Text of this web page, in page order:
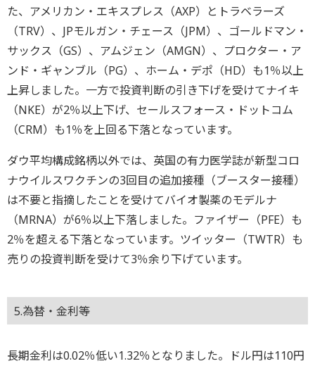
た、アメリカン・エキスプレス（AXP）とトラベラーズ
（TRV）、JPモルガン・チェース（JPM）、ゴールドマン・
サックス（GS）、アムジェン（AMGN）、プロクター・ア
ンド・ギャンブル（PG）、ホーム・デポ（HD）も1％以上
上昇しました。一方で投資判断の引き下げを受けてナイキ
（NKE）が2％以上下げ、セールスフォース・ドットコム
（CRM）も1％を上回る下落となっています。
ダウ平均構成銘柄以外では、英国の有力医学誌が新型コロ
ナウイルスワクチンの3回目の追加接種（ブースター接種）
は不要と指摘したことを受けてバイオ製薬のモデルナ
（MRNA）が6％以上下落しました。ファイザー（PFE）も
2％を超える下落となっています。ツイッター（TWTR）も
売りの投資判断を受けて3％余り下げています。
5.為替・金利等
長期金利は0.02％低い1.32％となりました。ドル円は110円